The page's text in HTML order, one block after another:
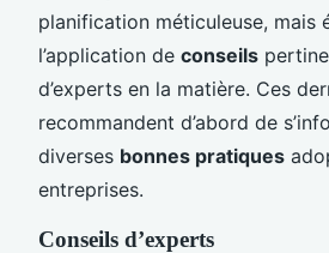
planification méticuleuse, mais
l’application de conseils
d’experts en la matière. Ces
recommandent d’abord de
diverses bonnes pratiques
entreprises.
Conseils d’experts